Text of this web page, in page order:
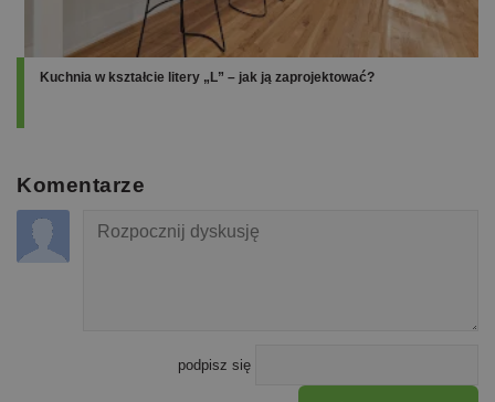
Kuchnia w kształcie litery „L” – jak ją zaprojektować?
Komentarze
podpisz się